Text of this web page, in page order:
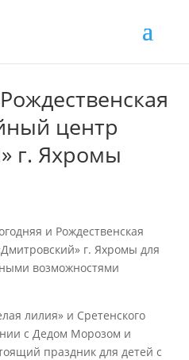
центр
г. Яхромы
и Рождественская
г. Яхромы для
возможностями
лилия» и Сретенского
с Дедом Морозом и
праздник для детей с